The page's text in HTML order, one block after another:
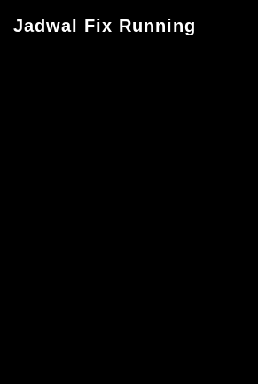
Jadwal Fix Running